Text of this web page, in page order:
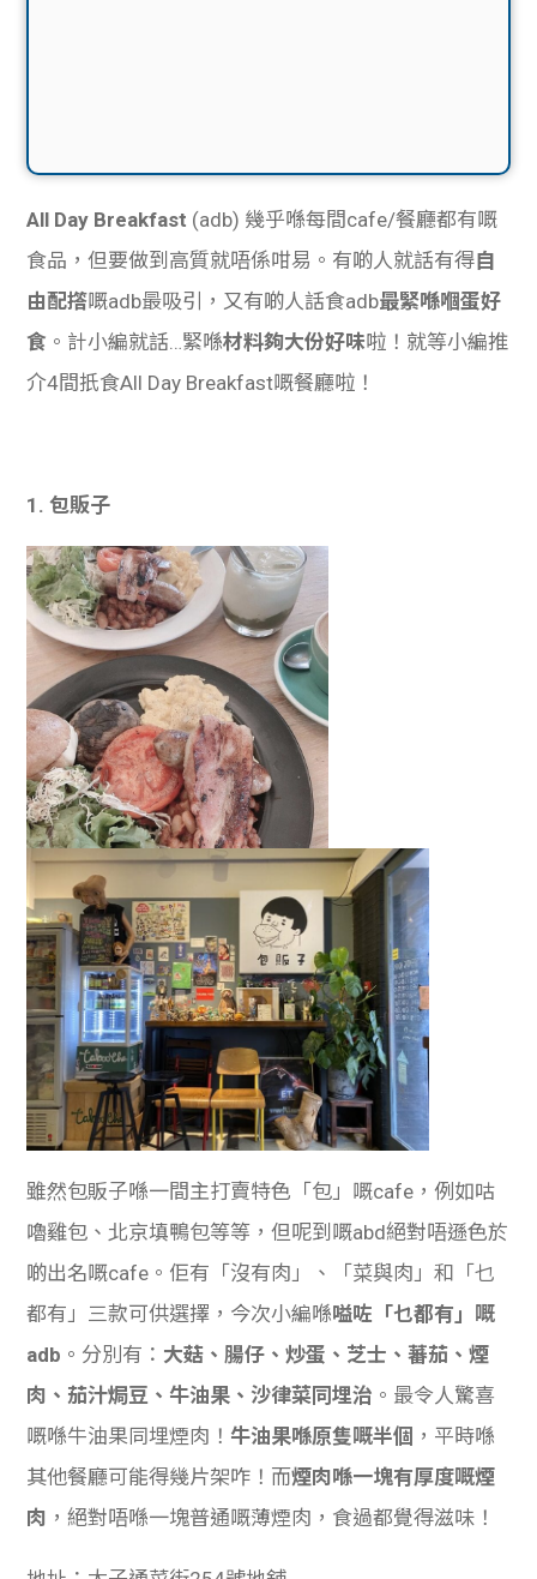
All Day Breakfast (adb) 幾乎喺每間cafe/餐廳都有嘅
食品，但要做到高質就唔係咁易。有啲人就話有得自
由配撘嘅adb最吸引，又有啲人話食adb最緊喺嗰蛋好
食 。計小編就話…緊喺材料夠大份好味啦！就等小編推
介4間扺食All Day Breakfast嘅餐廳啦！
1. 包販子
雖然包販子喺一間主打賣特色「包」嘅cafe，例如咕
嚕雞包、北京填鴨包等等，但呢到嘅abd絕對唔遜色於
啲出名嘅cafe。佢有「沒有肉」、「菜與肉」和「乜
都有」三款可供選擇，今次小編喺嗌咗「乜都有」嘅
adb 。分別有： 大菇、腸仔、炒蛋、芝士、蕃茄、煙
肉、茄汁焗豆、牛油果、沙律菜同埋治 。最令人驚喜
嘅喺牛油果同埋煙肉！ 牛油果喺原隻嘅半個 ，平時喺
其他餐廳可能得幾片架咋！而煙肉喺一塊有厚度嘅煙
肉 ，絕對唔喺一塊普通嘅薄煙肉，食過都覺得滋味！